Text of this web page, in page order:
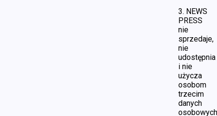
3. NEWS
PRESS
nie
sprzedaje,
nie
udostępnia
i nie
użycza
osobom
trzecim
danych
osobowych